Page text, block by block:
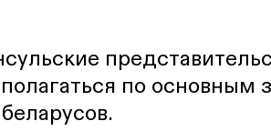
по основным